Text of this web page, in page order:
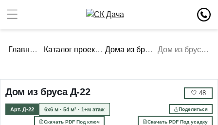
Главная Каталог проектов Дома из бруса Дом из бруса Д-22
Дом из бруса Д-22 🤍 48
Арт. Д-22 6х6 м · 54 м² · 1+м этаж Поделиться
Скачать PDF Под ключ Скачать PDF Под усадку